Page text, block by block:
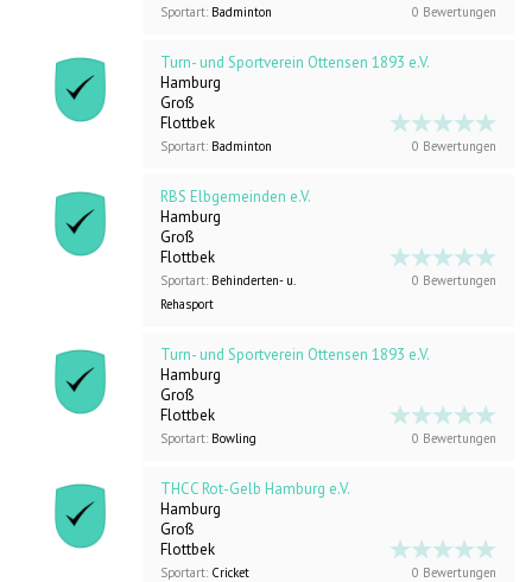
Sportart: Badminton 0 Bewertungen
Turn- und Sportverein Ottensen 1893 e.V.
Hamburg
Groß
Flottbek
Sportart: Badminton 0 Bewertungen
RBS Elbgemeinden e.V.
Hamburg
Groß
Flottbek
Sportart: Behinderten- u.
Rehasport
0 Bewertungen
Turn- und Sportverein Ottensen 1893 e.V.
Hamburg
Groß
Flottbek
Sportart: Bowling 0 Bewertungen
THCC Rot-Gelb Hamburg e.V.
Hamburg
Groß
Flottbek
Sportart: Cricket 0 Bewertungen